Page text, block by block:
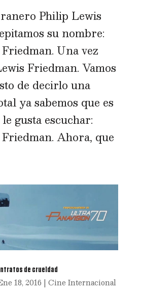
Philip Lewis
su nombre:
Una vez
Friedman. Vamos
de decirlo una
ya sabemos que es
gusta escuchar:
Ahora, que
de crueldad
18, 2016 | Cine Internacional